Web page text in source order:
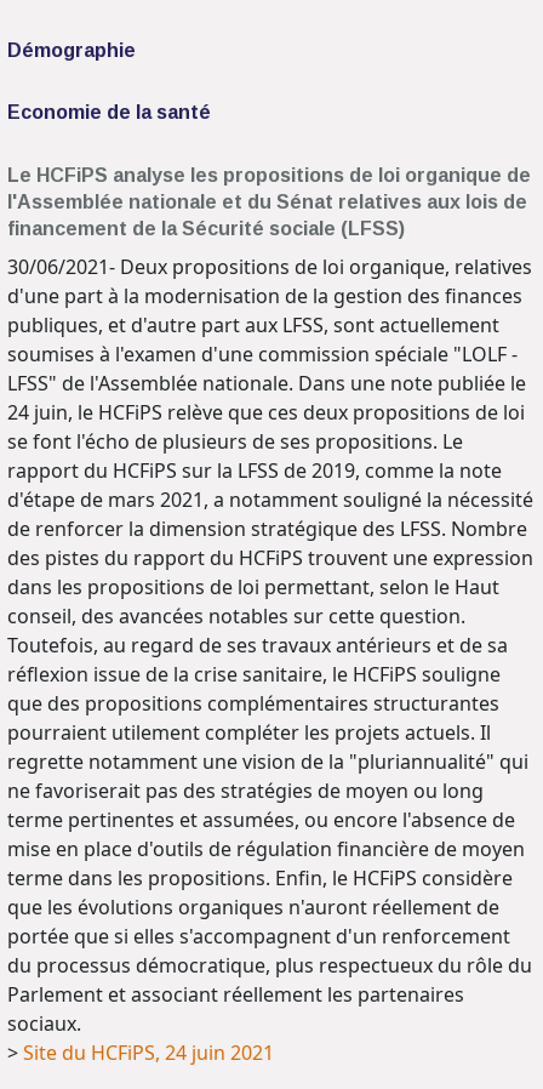
Démographie
Economie de la santé
Le HCFiPS analyse les propositions de loi organique de
l'Assemblée nationale et du Sénat relatives aux lois de
financement de la Sécurité sociale (LFSS)
30/06/2021- Deux propositions de loi organique, relatives
d'une part à la modernisation de la gestion des finances
publiques, et d'autre part aux LFSS, sont actuellement
soumises à l'examen d'une commission spéciale "LOLF -
LFSS" de l'Assemblée nationale. Dans une note publiée le
24 juin, le HCFiPS relève que ces deux propositions de loi
se font l'écho de plusieurs de ses propositions. Le
rapport du HCFiPS sur la LFSS de 2019, comme la note
d'étape de mars 2021, a notamment souligné la nécessité
de renforcer la dimension stratégique des LFSS. Nombre
des pistes du rapport du HCFiPS trouvent une expression
dans les propositions de loi permettant, selon le Haut
conseil, des avancées notables sur cette question.
Toutefois, au regard de ses travaux antérieurs et de sa
réflexion issue de la crise sanitaire, le HCFiPS souligne
que des propositions complémentaires structurantes
pourraient utilement compléter les projets actuels. Il
regrette notamment une vision de la "pluriannualité" qui
ne favoriserait pas des stratégies de moyen ou long
terme pertinentes et assumées, ou encore l'absence de
mise en place d'outils de régulation financière de moyen
terme dans les propositions. Enfin, le HCFiPS considère
que les évolutions organiques n'auront réellement de
portée que si elles s'accompagnent d'un renforcement
du processus démocratique, plus respectueux du rôle du
Parlement et associant réellement les partenaires
sociaux.
>Site du HCFiPS, 24 juin 2021